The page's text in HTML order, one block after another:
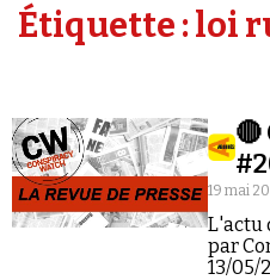
Analyses
Vidéos
Émissions
Revues
Étiquette :loi
🔴
19 mai
L'actu
par
13/05/